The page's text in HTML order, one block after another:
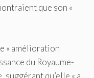
que son «
« amélioration
du Royaume-
qu’elle « a